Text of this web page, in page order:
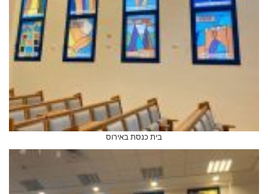
בית כנסת באירוס